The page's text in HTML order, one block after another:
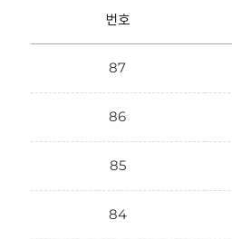
번호
87
86
85
84